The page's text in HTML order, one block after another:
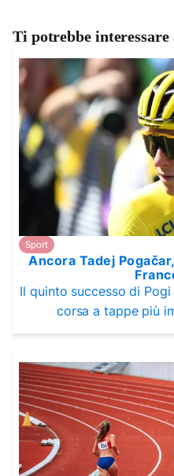
Ti potrebbe interessare
Sport
Ancora Tadej
Il quinto successo di
corsa a tappe più